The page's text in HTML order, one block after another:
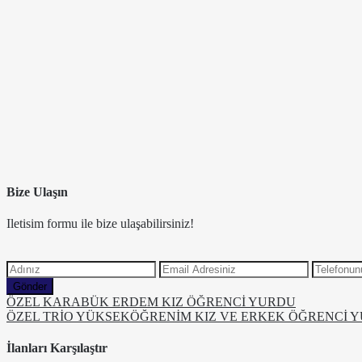
Bize Ulaşın
Iletisim formu ile bize ulaşabilirsiniz!
Gönder
ÖZEL KARABÜK ERDEM KIZ ÖĞRENCİ YURDU
ÖZEL TRİO YÜKSEKÖĞRENİM KIZ VE ERKEK ÖĞRENCİ
İlanları Karşılaştır